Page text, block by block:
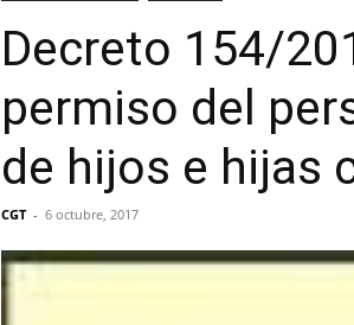
Decreto 154/
permiso del
de hijos e hijas
CGT - 6 octubre, 2017